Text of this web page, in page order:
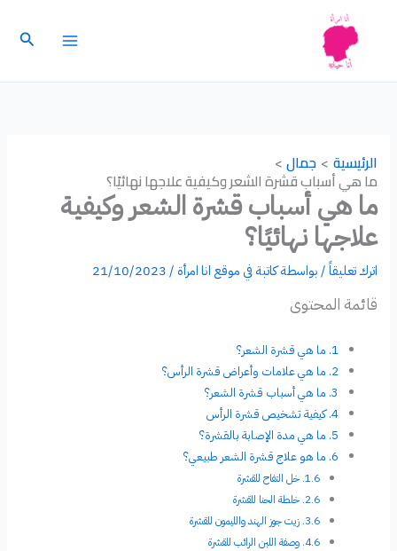
الرئيسية جمال
ما هي أسباب قشرة الشعر وكيفية علاجها نهائيًا؟
ما هي أسباب قشرة الشعر وكيفية
علاجها نهائيًا؟
اترك تعليقاً/ بواسطة كاتبة في موقع انا امرأة /
21/10/2023
قائمة المحتوى
ما هي قشرة الشعر؟
ما هي علامات وأعراض قشرة الرأس؟
ما هي أسباب قشرة الشعر؟
كيفية تشخيص قشرة الرأس
ما هي مدة الإصابة بالقشرة؟
ما هو علاج قشرة الشعر طبيعي؟
خل التفاح للقشرة
خلطة الحنا للقشرة
زيت جوز الهند والليمون للقشرة
وصفة اللبن الرائب للقشرة